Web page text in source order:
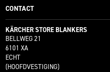
CONTACT
KÄRCHER STORE BLANKERS
BELLWEG 21
6101 XA
ECHT
(HOOFDVESTIGING)